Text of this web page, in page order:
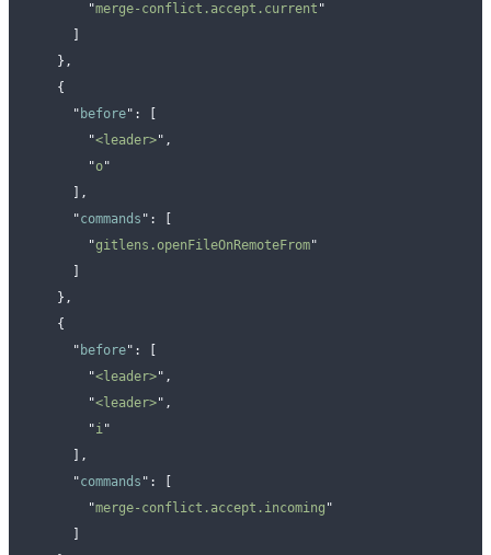
        "
merge-conflict.accept.current "
    },
    {
      "
before" :
        "
<leader>" ,
        "
o"
      ],
      "
commands " :
        "
gitlens.openFileOnRemoteFrom"
    },
    {
      "
before" :
        "
<leader>" ,
        "
<leader>" ,
        "
i"
      ],
      "
commands " :
        "
merge-conflict.accept.incoming "